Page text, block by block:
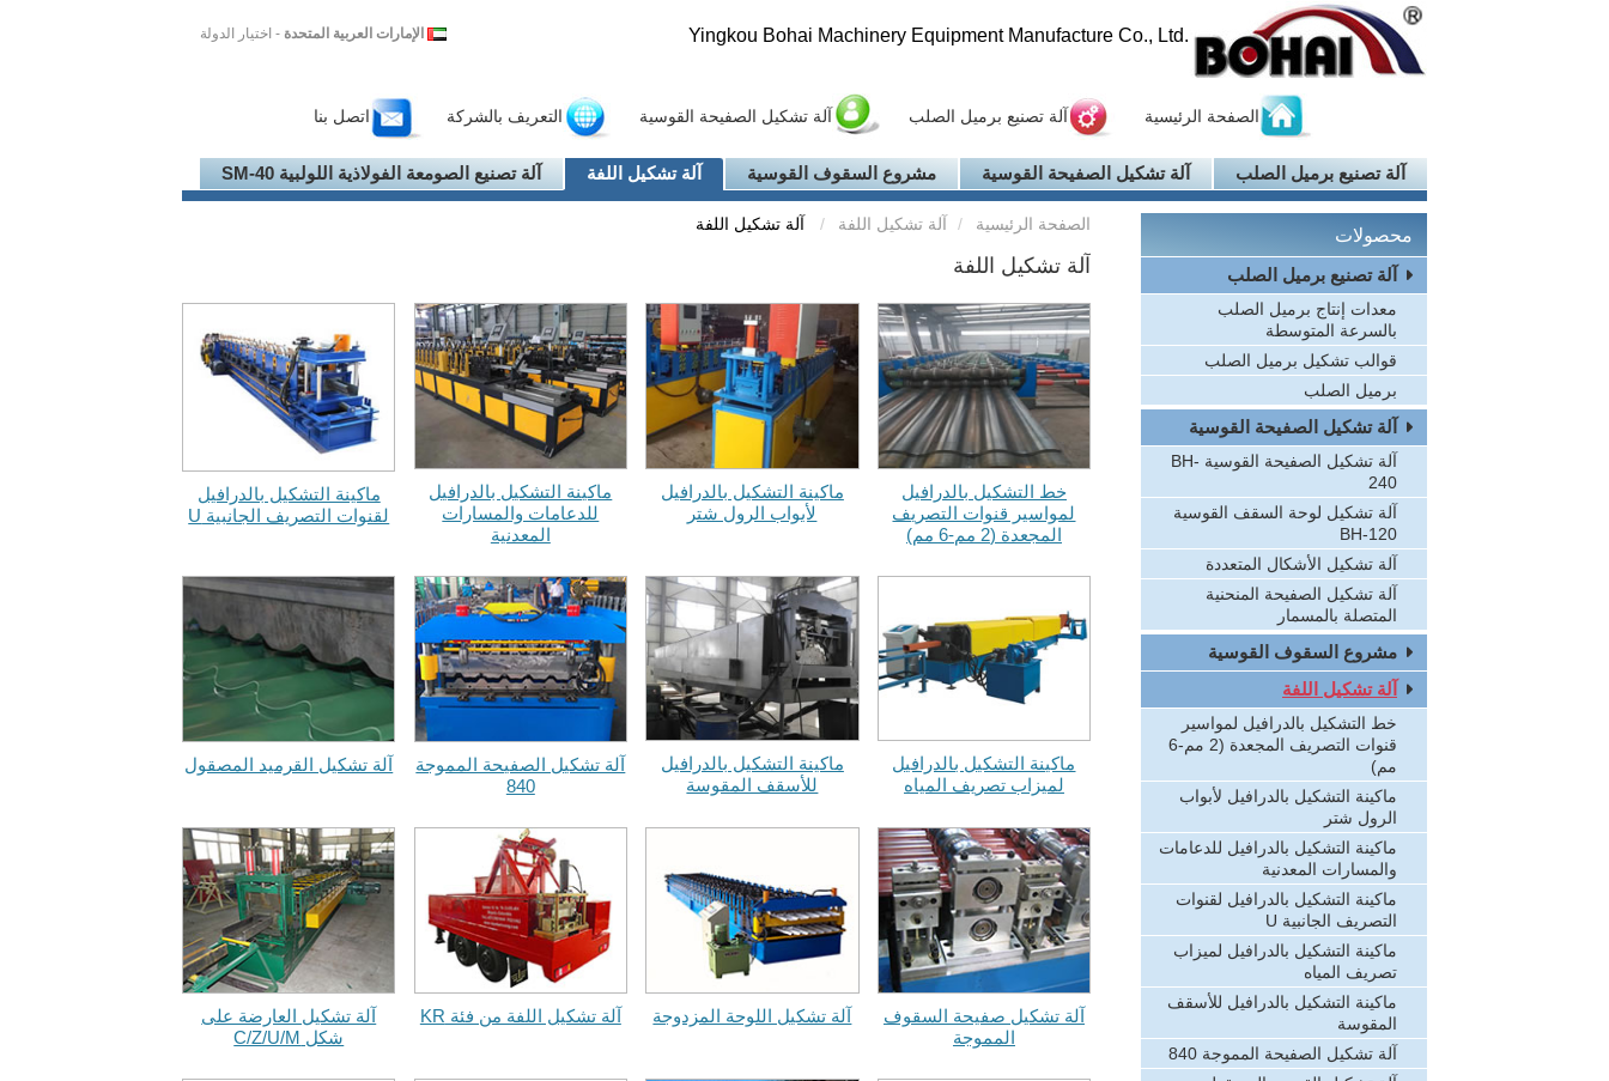
Yingkou Bohai Machinery Equipment Manufacture Co., Ltd. الإمارات العربية المتحدة - اختيار الدولة
الصفحة الرئيسية آلة تصنيع برميل الصلب آلة تشكيل الصفيحة القوسية التعريف بالشركة اتصل بنا
آلة تصنيع برميل الصلب آلة تشكيل الصفيحة القوسية مشروع السقوف القوسية آلة تشكيل اللفة آلة تصنيع الصومعة الفولاذية اللولبية SM-40
الصفحة الرئيسية آلة تشكيل اللفة آلة تشكيل اللفة
آلة تشكيل اللفة
خط التشكيل بالدرافيل
لمواسير قنوات التصريف
المجعدة (2 مم-6 مم)
ماكينة التشكيل بالدرافيل
لأبواب الرول شتر
ماكينة التشكيل بالدرافيل
للدعامات والمسارات
المعدنية
ماكينة التشكيل بالدرافيل
لقنوات التصريف الجانبية U
ماكينة التشكيل بالدرافيل
لميزاب تصريف المياه
ماكينة التشكيل بالدرافيل
للأسقف المقوسة
آلة تشكيل الصفيحة المموجة
840
آلة تشكيل القرميد المصقول
آلة تشكيل صفيحة السقوف
المموجة
آلة تشكيل اللوحة المزدوجة آلة تشكيل اللفة من فئة KR
آلة تشكيل العارضة على
شكل C/Z/U/M
محصولات
آلة تصنيع برميل الصلب
معدات إنتاج برميل الصلب
بالسرعة المتوسطة
قوالب تشكيل برميل الصلب
برميل الصلب
آلة تشكيل الصفيحة القوسية
آلة تشكيل الصفيحة القوسية BH-
240
آلة تشكيل لوحة السقف القوسية
BH-120
آلة تشكيل الأشكال المتعددة
آلة تشكيل الصفيحة المنحنية
المتصلة بالمسمار
مشروع السقوف القوسية
آلة تشكيل اللفة
خط التشكيل بالدرافيل لمواسير
قنوات التصريف المجعدة (2 مم-6
مم)
ماكينة التشكيل بالدرافيل لأبواب
الرول شتر
ماكينة التشكيل بالدرافيل للدعامات
والمسارات المعدنية
ماكينة التشكيل بالدرافيل لقنوات
التصريف الجانبية U
ماكينة التشكيل بالدرافيل لميزاب
تصريف المياه
ماكينة التشكيل بالدرافيل للأسقف
المقوسة
آلة تشكيل الصفيحة المموجة 840